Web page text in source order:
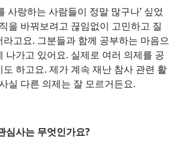
사랑하는 사람들이 정말 많구나’ 싶었
을 바꿔보려고 끊임없이 고민하고 질
고요. 그분들과 함께 공부하는 마음으
나가고 있어요. 실제로 여러 의제를 공
하고요. 제가 계속 재난 참사 관련 활
실 다른 의제는 잘 모르거든요.
심사는 무엇인가요?